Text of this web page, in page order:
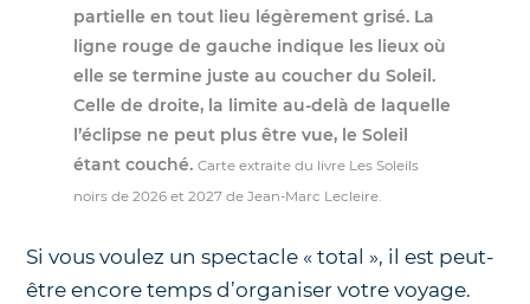
partielle en tout lieu légèrement grisé. La
ligne rouge de gauche indique les lieux où
elle se termine juste au coucher du Soleil.
Celle de droite, la limite au-delà de laquelle
l’éclipse ne peut plus être vue, le Soleil
étant couché. Carte extraite du livre Les Soleils
noirs de 2026 et 2027 de Jean-Marc Lecleire.
Si vous voulez un spectacle « total », il est peut-
être encore temps d’organiser votre voyage.